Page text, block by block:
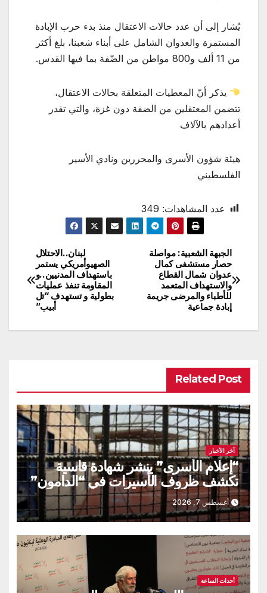
يُشار إلى أن عدد حالات الاعتقال منذ بدء حرب الإبادة
المستمرة والعدوان الشامل على أبناء شعبنا، بلغ أكثر
من 11 ألف و800 مواطن من الضّفة بما فيها القدس.
يذكر أنّ المعطيات المتعلقة بحالات الاعتقال،
تتضمن المعتقلين من الضفة دون غزة، والتي تقدر
أعدادهم بالآلاف
هيئة شؤون الأسرى والمحررين ونادي الأسير
الفلسطيني
عدد المشاهدات: 349
تصفّح
المقالات
لبنان..الاحتلال
الصهيوأمريكي يستمر
باستهداف المدنيين..و
المقاومة تنفذ عمليات
بطولية و تستهدف “تل
أبيب”
الجبهة الشعبية: مواصلة
حصار مستشفى كمال
عدوان شمال القطاع
والاستهداف المتعمد
للأطباء والمرضى جريمة
إبادة جماعية
Related Post
آخر الأخبار
“إعلام الأسرى” ينشر شهادة قاسية
تكشف ظروف الأسيرات في “الدامون”
أغسطس 7, 2026
أحداث الساعة